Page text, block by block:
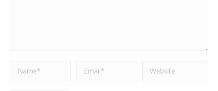
Name * Email * Website